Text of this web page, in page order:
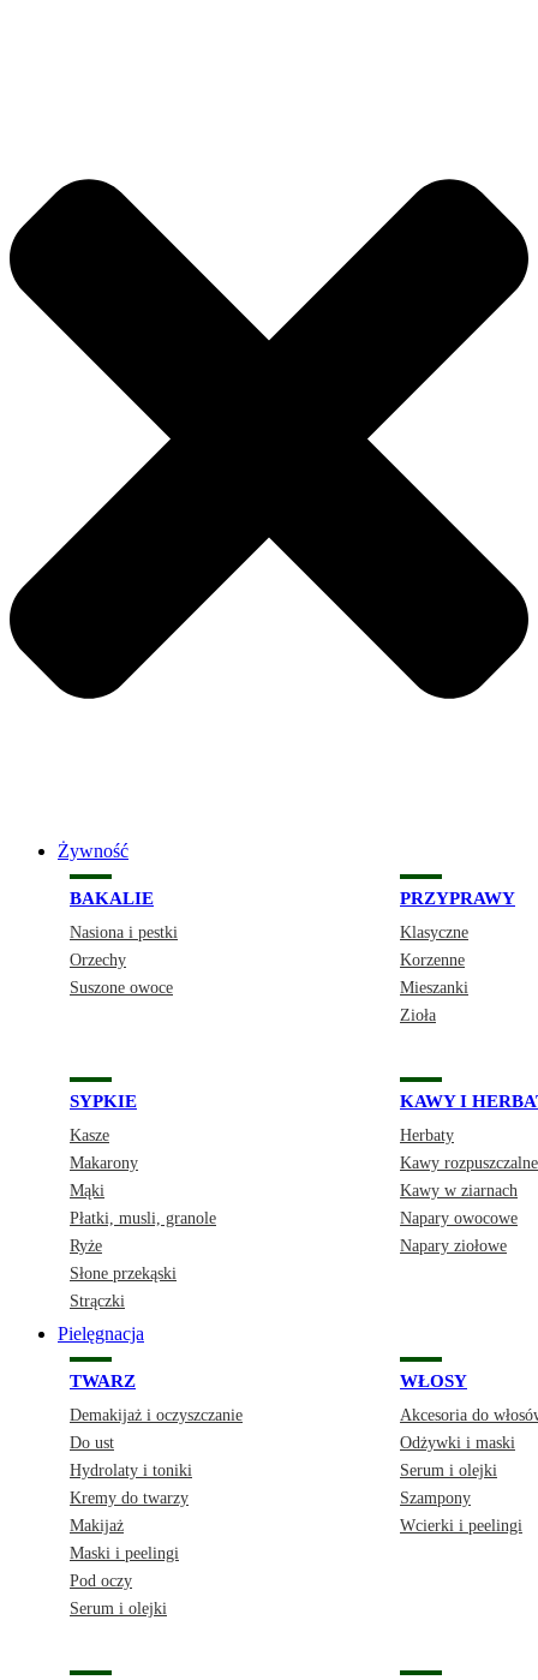
Żywność
BAKALIE
Nasiona i pestki
Orzechy
Suszone owoce
PRZYPRAWY
Klasyczne
Korzenne
Mieszanki
Zioła
SYPKIE
Kasze
Makarony
Mąki
Płatki, musli, granole
Ryże
Słone przekąski
Strączki
KAWY I
Herbaty
Kawy rozpuszczalne
Kawy w ziarnach
Napary owocowe
Napary ziołowe
Pielęgnacja
TWARZ
Demakijaż i oczyszczanie
Do ust
Hydrolaty i toniki
Kremy do twarzy
Makijaż
Maski i peelingi
Pod oczy
Serum i olejki
WŁOSY
Akcesoria do
Odżywki i maski
Serum i olejki
Szampony
Wcierki i peelingi